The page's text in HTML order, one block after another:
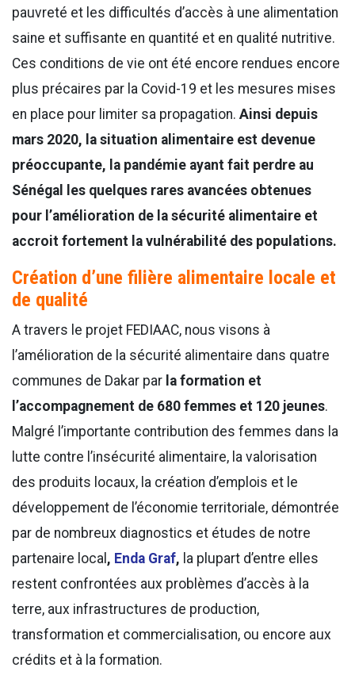
pauvreté et les difficultés d’accès à une alimentation
saine et suffisante en quantité et en qualité nutritive.
Ces conditions de vie ont été encore rendues encore
plus précaires par la Covid-19 et les mesures mises
en place pour limiter sa propagation. Ainsi depuis
mars 2020, la situation alimentaire est devenue
préoccupante, la pandémie ayant fait perdre au
Sénégal les quelques rares avancées obtenues
pour l’amélioration de la sécurité alimentaire et
accroit fortement la vulnérabilité des populations.
Création d’une filière alimentaire locale et
de qualité
A travers le projet FEDIAAC, nous visons à
l’amélioration de la sécurité alimentaire dans quatre
communes de Dakar par la formation et
l’accompagnement de 680 femmes et 120 jeunes.
Malgré l’importante contribution des femmes dans la
lutte contre l’insécurité alimentaire, la valorisation
des produits locaux, la création d’emplois et le
développement de l’économie territoriale, démontrée
par de nombreux diagnostics et études de notre
partenaire local , Enda Graf, la plupart d’entre elles
restent confrontées aux problèmes d’accès à la
terre, aux infrastructures de production,
transformation et commercialisation, ou encore aux
crédits et à la formation.